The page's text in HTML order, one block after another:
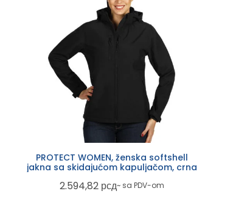
PROTECT WOMEN, ženska softshell
jakna sa skidajućom kapuljačom, crna
2.594,82 рсд~ sa PDV-om